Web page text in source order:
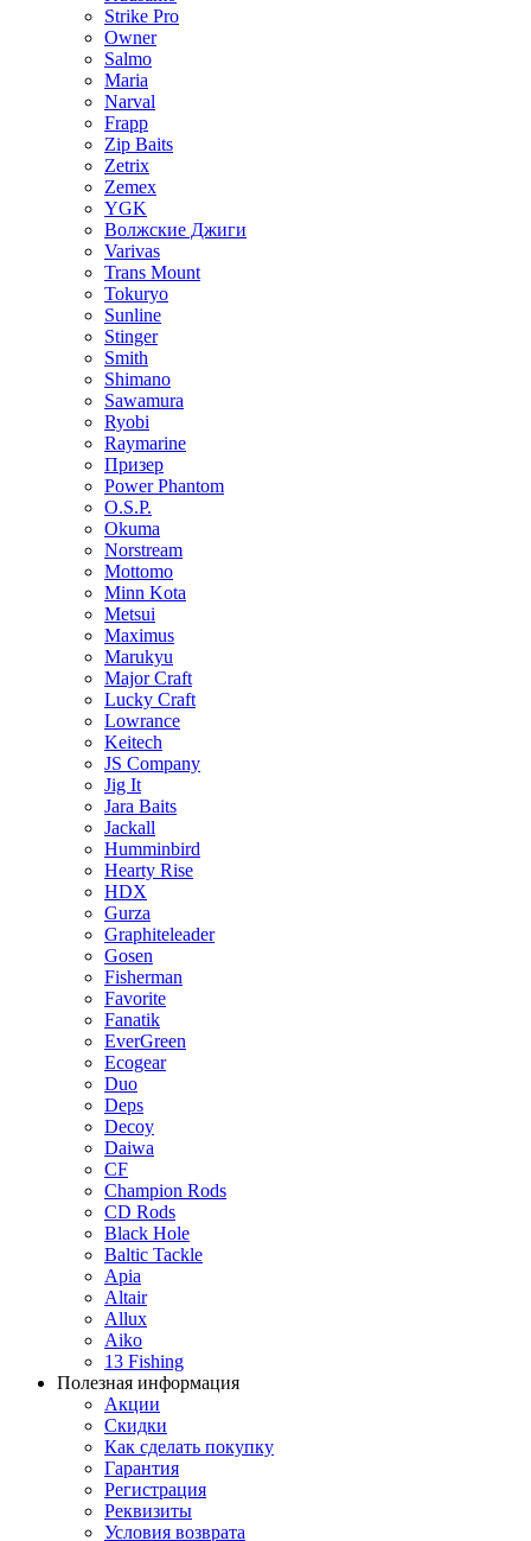
Strike Pro
Owner
Salmo
Maria
Narval
Frapp
Zip Baits
Zetrix
Zemex
YGK
Волжские Джиги
Varivas
Trans Mount
Tokuryo
Sunline
Stinger
Smith
Shimano
Sawamura
Ryobi
Raymarine
Призер
Power Phantom
O.S.P.
Okuma
Norstream
Mottomo
Minn Kota
Metsui
Maximus
Marukyu
Major Craft
Lucky Craft
Lowrance
Keitech
JS Company
Jig It
Jara Baits
Jackall
Humminbird
Hearty Rise
HDX
Gurza
Graphiteleader
Gosen
Fisherman
Favorite
Fanatik
EverGreen
Ecogear
Duo
Deps
Decoy
Daiwa
CF
Champion Rods
CD Rods
Black Hole
Baltic Tackle
Apia
Altair
Allux
Aiko
13 Fishing
Полезная информация
Акции
Скидки
Как сделать покупку
Гарантия
Регистрация
Реквизиты
Условия возврата